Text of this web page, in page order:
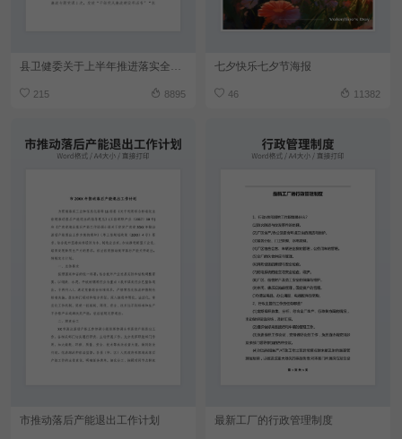
215 8895
七夕快乐七夕节海报
46 11382
市推动落后产能退出工作计划 最新工厂的行政管理制度